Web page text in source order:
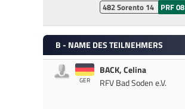
482Sorento 14 PRF 08
B - NAME DES TEILNEHMERS
GER
BACK, Celina
RFV Bad Soden e.V.